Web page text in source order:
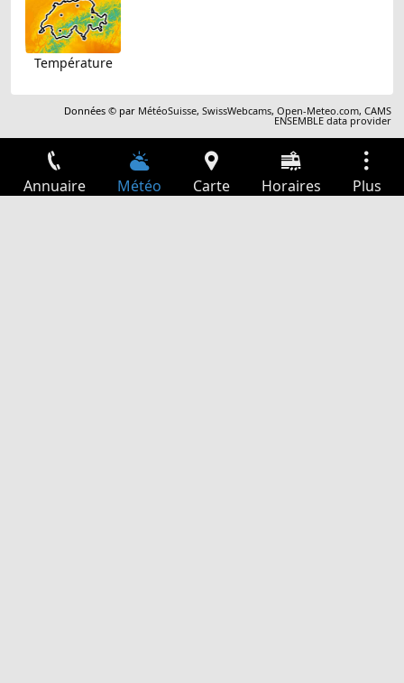
Température
Données © par MétéoSuisse,SwissWebcams,Open-Meteo.com,CAMS
ENSEMBLE data provider
Annuaire Météo Carte Horaires Plus